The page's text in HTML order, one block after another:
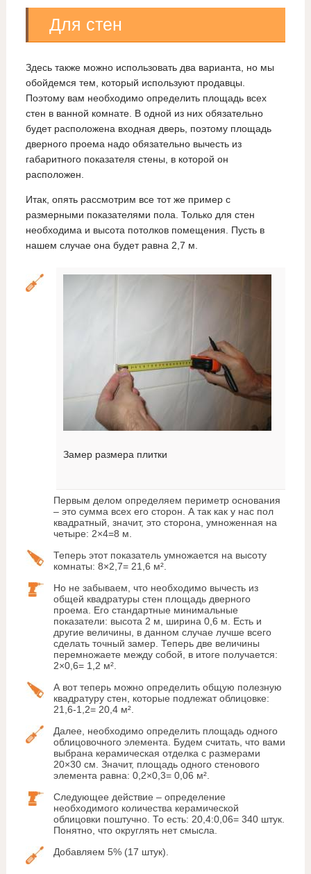
Для стен
Здесь также можно использовать два варианта, но мы
обойдемся тем, который используют продавцы.
Поэтому вам необходимо определить площадь всех
стен в ванной комнате. В одной из них обязательно
будет расположена входная дверь, поэтому площадь
дверного проема надо обязательно вычесть из
габаритного показателя стены, в которой он
расположен.
Итак, опять рассмотрим все тот же пример с
размерными показателями пола. Только для стен
необходима и высота потолков помещения. Пусть в
нашем случае она будет равна 2,7 м.
Замер размера плитки
Первым делом определяем периметр основания
– это сумма всех его сторон. А так как у нас пол
квадратный, значит, это сторона, умноженная на
четыре: 2×4=8 м.
Теперь этот показатель умножается на высоту
комнаты: 8×2,7= 21,6 м².
Но не забываем, что необходимо вычесть из
общей квадратуры стен площадь дверного
проема. Его стандартные минимальные
показатели: высота 2 м, ширина 0,6 м. Есть и
другие величины, в данном случае лучше всего
сделать точный замер. Теперь две величины
перемножаете между собой, в итоге получается:
2×0,6= 1,2 м².
А вот теперь можно определить общую полезную
квадратуру стен, которые подлежат облицовке:
21,6-1,2= 20,4 м².
Далее, необходимо определить площадь одного
облицовочного элемента. Будем считать, что вами
выбрана керамическая отделка с размерами
20×30 см. Значит, площадь одного стенового
элемента равна: 0,2×0,3= 0,06 м².
Следующее действие – определение
необходимого количества керамической
облицовки поштучно. То есть: 20,4:0,06= 340 штук.
Понятно, что округлять нет смысла.
Добавляем 5% (17 штук).